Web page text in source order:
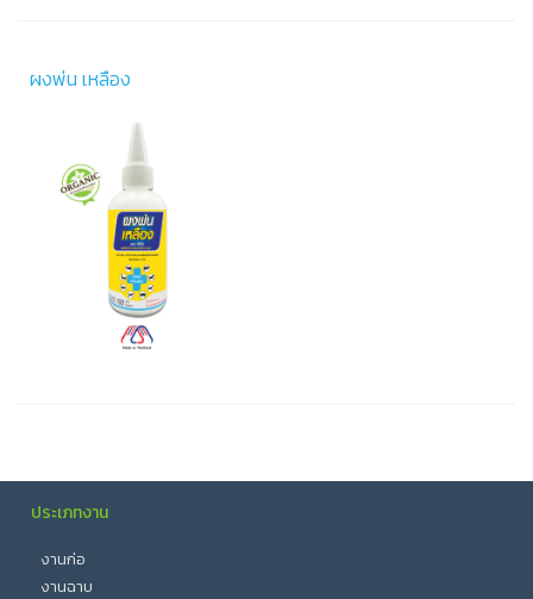
ผงพ่น เหลือง
ประเภทงาน
งานก่อ
งานฉาบ